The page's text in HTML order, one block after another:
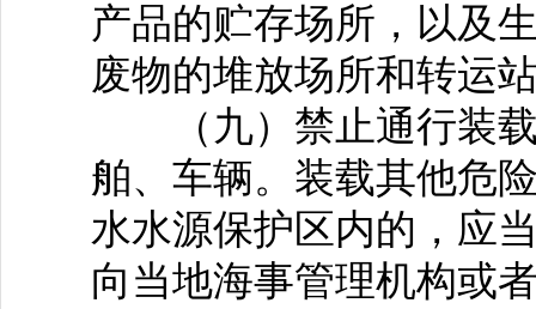
产品的贮存场所，以及
废物的堆放场所和转运
（九）禁止通行装载
舶、车辆。装载其他危
水水源保护区内的，应
向当地海事管理机构或